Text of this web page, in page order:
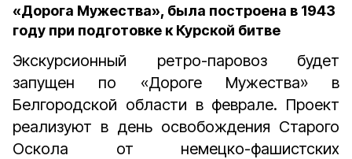
«Дорога Мужества», была построена в 1943
году при подготовке к Курской битве
Экскурсионный ретро-паровоз будет
запущен по «Дороге Мужества» в
Белгородской области в феврале. Проект
реализуют в день освобождения Старого
Оскола от немецко-фашистских